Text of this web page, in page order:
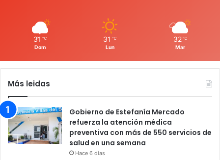
31 ℃
Dom
31 ℃
Lun
32 ℃
Mar
Más leidas
Gobierno de Estefanía Mercado
refuerza la atención médica
preventiva con más de 550 servicios de
salud en una semana
Hace 6 días